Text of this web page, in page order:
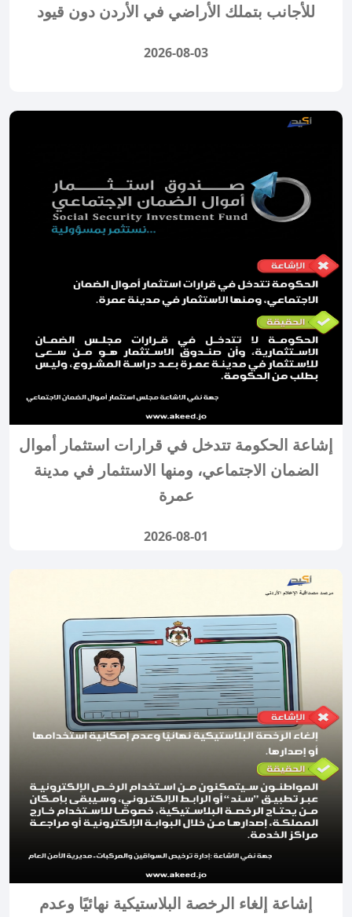
للأجانب بتملك الأراضي في الأردن دون قيود
2026-08-03
إشاعة الحكومة تتدخل في قرارات استثمار أموال
الضمان الاجتماعي، ومنها الاستثمار في مدينة
عمرة
2026-08-01
إشاعة إلغاء الرخصة البلاستيكية نهائيًا وعدم